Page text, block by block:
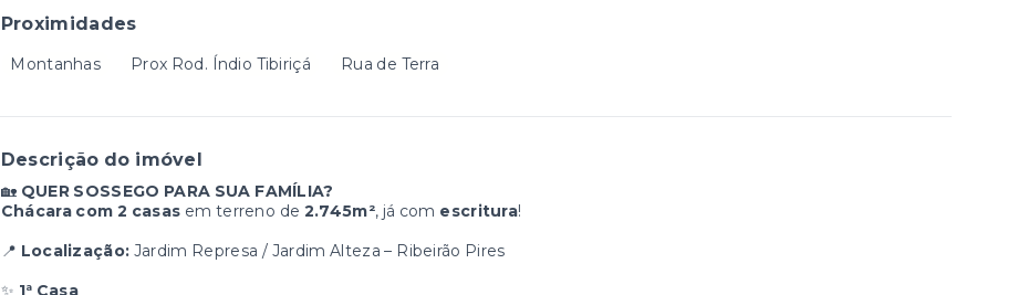
Proximidades
Montanhas Prox Rod. Índio Tibiriçá Rua de Terra
Descrição do imóvel
🏡 QUER SOSSEGO PARA SUA FAMÍLIA?
Chácara com 2 casas em terreno de 2.745m², já com escritura!
📍 Localização: Jardim Represa / Jardim Alteza – Ribeirão Pires
✨ 1ª Casa